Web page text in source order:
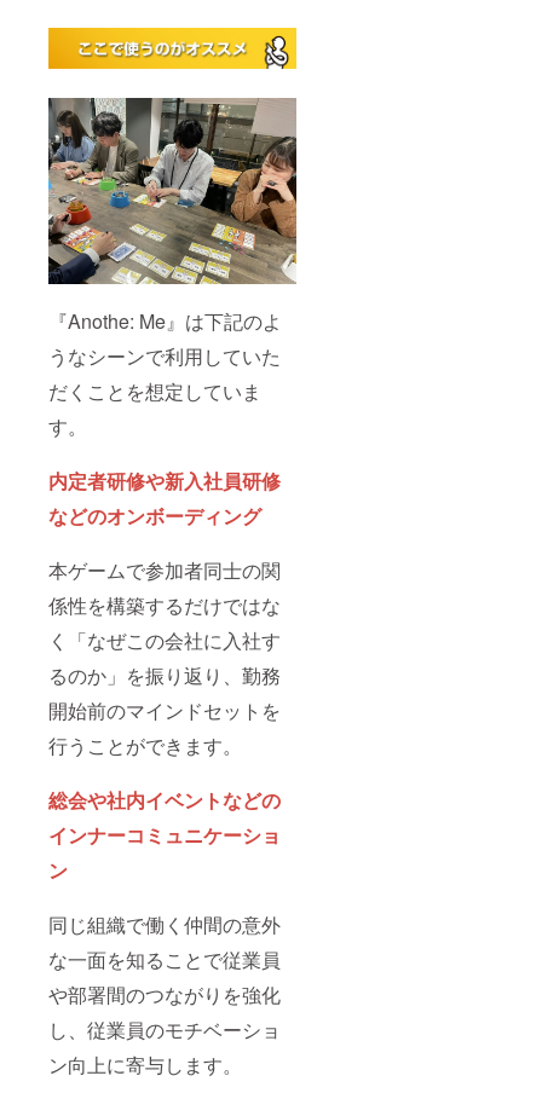
『Anothe: Me』は下記のよ
うなシーンで利用していた
だくことを想定していま
す。
内定者研修や新入社員研修
などのオンボーディング
本ゲームで参加者同士の関
係性を構築するだけではな
く「なぜこの会社に入社す
るのか」を振り返り、勤務
開始前のマインドセットを
行うことができます。
総会や社内イベントなどの
インナーコミュニケーショ
ン
同じ組織で働く仲間の意外
な一面を知ることで従業員
や部署間のつながりを強化
し、従業員のモチベーショ
ン向上に寄与します。